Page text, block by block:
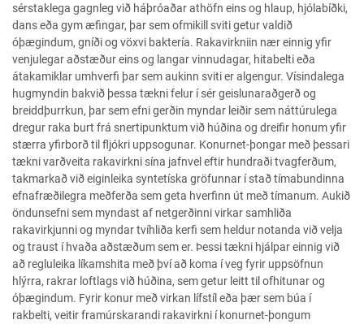
sérstaklega gagnleg við háþróaðar athöfn eins og hlaup, hjólabíðki,
dans eða gym æfingar, þar sem ofmikill sviti getur valdið
óþægindum, gníði og vöxvi baktería. Rakavirkniin nær einnig yfir
venjulegar aðstæður eins og langar vinnudagar, hitabelti eða
átakamiklar umhverfi þar sem aukinn sviti er algengur. Vísindalega
hugmyndin bakvið þessa tækni felur í sér geislunaraðgerð og
breiddþurrkun, þar sem efni gerðin myndar leiðir sem náttúrulega
dregur raka burt frá snertipunktum við húðina og dreifir honum yfir
stærra yfirborð til fljókri uppsogunar. Konurnet-þongar með þessari
tækni varðveita rakavirkni sína jafnvel eftir hundraði tvagferðum,
takmarkað við eiginleika syntetíska gröfunnar í stað tímabundinna
efnafræðilegra meðferða sem geta hverfinn út með tímanum. Aukið
öndunsefni sem myndast af netgerðinni virkar samhliða
rakavirkjunni og myndar tvíhliða kerfi sem heldur notanda við velja
og traust í hvaða aðstæðum sem er. Þessi tækni hjálpar einnig við
að regluleika líkamshita með því að koma í veg fyrir uppsöfnun
hlýrra, rakrar loftlags við húðina, sem getur leitt til ofhitunar og
óþægindum. Fyrir konur með virkan lífstíl eða þær sem búa í
rakbelti, veitir framúrskarandi rakavirkni í konurnet-þongum